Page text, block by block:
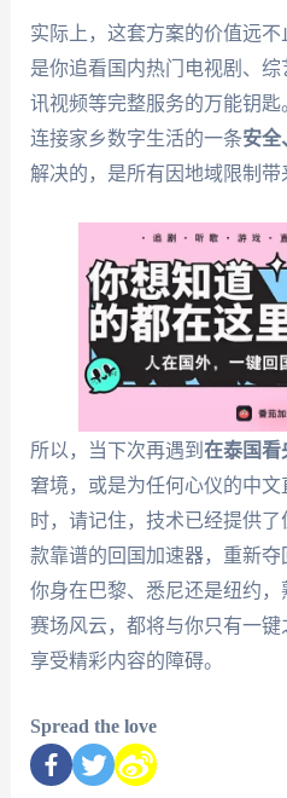
实际上，这套方案的价值远
是你追看国内热门电视剧、
讯视频等完整服务的万能钥
连接家乡数字生活的一条安全
解决的，是所有因地域限制带
所以，当下次再遇到 在泰国看
窘境，或是为任何心仪的中
时，请记住，技术已经提供
款靠谱的回国加速器，重新
你身在巴黎、悉尼还是纽约
赛场风云，都将与你只有一
享受精彩内容的障碍。
Spread the love